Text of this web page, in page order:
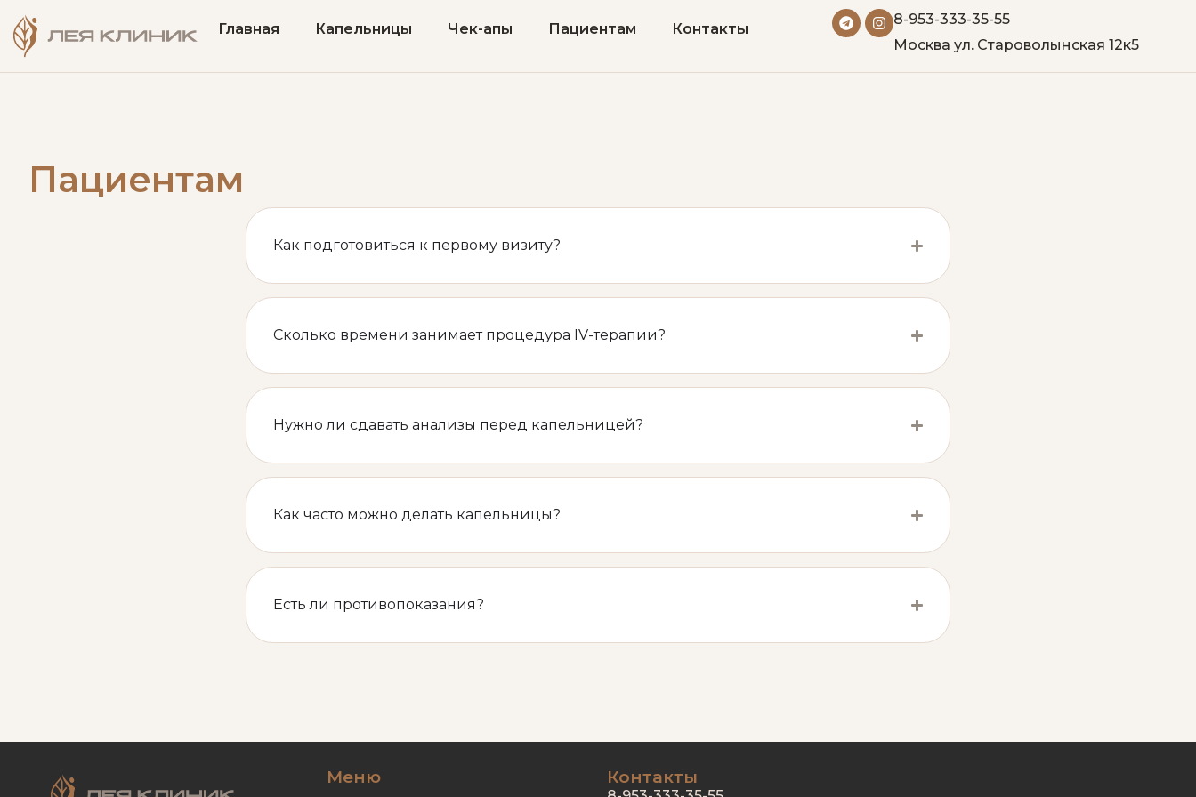
Главная Капельницы Чек-апы Пациентам Контакты
8-953-333-35-55
Москва ул. Староволынская 12к5
Пациентам
Как подготовиться к первому визиту?
Сколько времени занимает процедура IV-терапии?
Нужно ли сдавать анализы перед капельницей?
Как часто можно делать капельницы?
Есть ли противопоказания?
Меню Контакты